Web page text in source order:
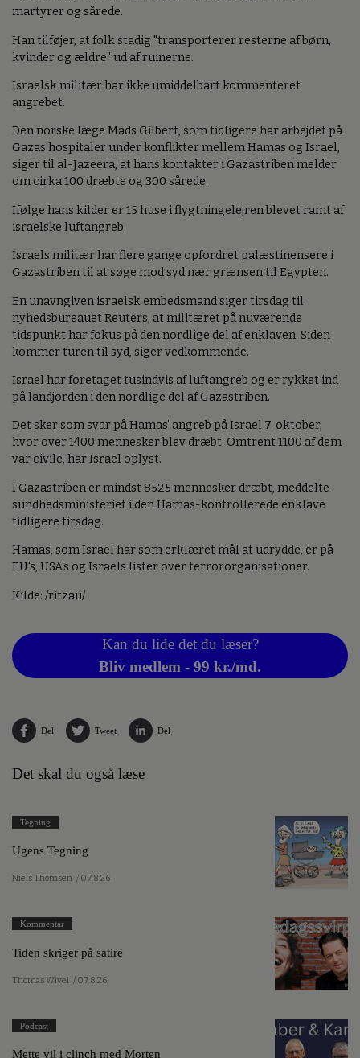
martyrer og sårede.
Han tilføjer, at folk stadig "transporterer resterne af børn,
kvinder og ældre" ud af ruinerne.
Israelsk militær har ikke umiddelbart kommenteret
angrebet.
Den norske læge Mads Gilbert, som tidligere har arbejdet på
Gazas hospitaler under konflikter mellem Hamas og Israel,
siger til al-Jazeera, at hans kontakter i Gazastriben melder
om cirka 100 dræbte og 300 sårede.
Ifølge hans kilder er 15 huse i flygtningelejren blevet ramt af
israelske luftangreb.
Israels militær har flere gange opfordret palæstinensere i
Gazastriben til at søge mod syd nær grænsen til Egypten.
En unavngiven israelsk embedsmand siger tirsdag til
nyhedsbureauet Reuters, at militæret på nuværende
tidspunkt har fokus på den nordlige del af enklaven. Siden
kommer turen til syd, siger vedkommende.
Israel har foretaget tusindvis af luftangreb og er rykket ind
på landjorden i den nordlige del af Gazastriben.
Det sker som svar på Hamas' angreb på Israel 7. oktober,
hvor over 1400 mennesker blev dræbt. Omtrent 1100 af dem
var civile, har Israel oplyst.
I Gazastriben er mindst 8525 mennesker dræbt, meddelte
sundhedsministeriet i den Hamas-kontrollerede enklave
tidligere tirsdag.
Hamas, som Israel har som erklæret mål at udrydde, er på
EU's, USA's og Israels lister over terrororganisationer.
Kilde: /ritzau/
Kan du lide det du læser?
Bliv medlem - 99 kr./md.
Del Tweet Del
Det skal du også læse
Tegning
Ugens Tegning
Niels Thomsen / 07.8.26
Kommentar
Tiden skriger på satire
Thomas Wivel / 07.8.26
Podcast
Mette vil i clinch med Morten